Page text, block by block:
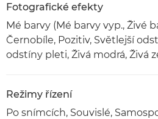
Fotografické efekty
Mé barvy (Mé barvy vyp., Živé
Černobíle, Pozitiv, Světlejší
odstíny pleti, Živá modrá, Živá
Režimy řízení
Po snímcích, Souvislé,